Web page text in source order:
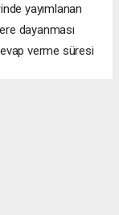
yayımlanan
dayanması
verme süresi